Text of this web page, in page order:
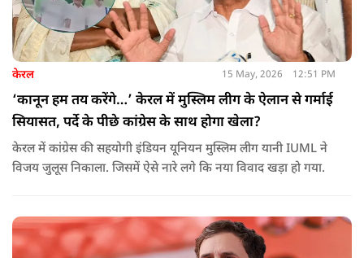
केरल 15 May, 2026 12:51 PM
‘कानून हम तय करेंगे…’ केरल में मुस्लिम लीग के ऐलान से गर्माई
सियासत, पर्दे के पीछे कांग्रेस के साथ होगा खेला?
केरल में कांग्रेस की सहयोगी इंडियन यूनियन मुस्लिम लीग यानी IUML ने
विजय जुलूस निकाला. जिसमें ऐसे नारे लगे कि नया विवाद खड़ा हो गया.